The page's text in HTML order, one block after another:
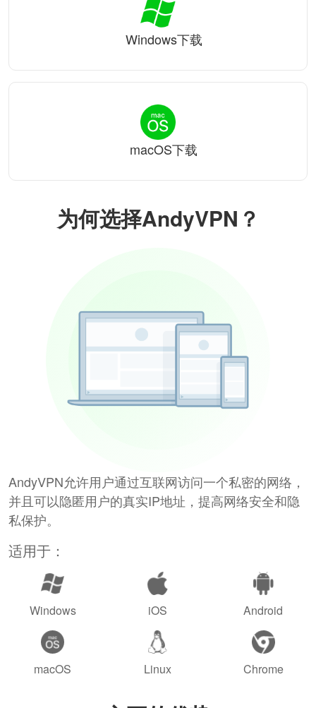
为何选择AndyVPN？
AndyVPN允许用户通过互联网访问一个私密的网络，
并且可以隐匿用户的真实IP地址，提高网络安全和隐
私保护。
适用于：
Windows iOS Android
macOS Linux Chrome
Windows下载
macOS下载